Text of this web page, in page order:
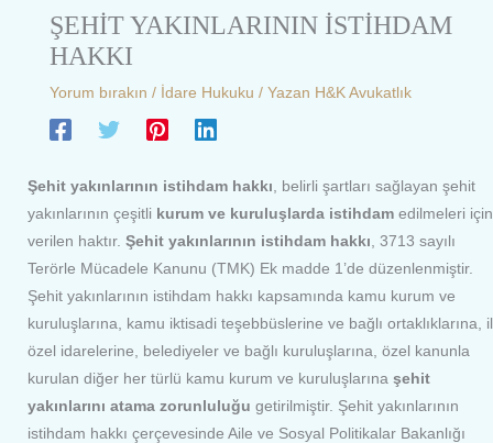
ŞEHİT YAKINLARININ İSTİHDAM
HAKKI
Yorum bırakın / İdare Hukuku / Yazan H&K Avukatlık
Şehit yakınlarının istihdam hakkı , belirli şartları sağlayan şehit
yakınlarının çeşitli kurum ve kuruluşlarda istihdam edilmeleri için
verilen haktır. Şehit yakınlarının istihdam hakkı , 3713 sayılı
Terörle Mücadele Kanunu (TMK) Ek madde 1’de düzenlenmiştir.
Şehit yakınlarının istihdam hakkı kapsamında kamu kurum ve
kuruluşlarına, kamu iktisadi teşebbüslerine ve bağlı ortaklıklarına, il
özel idarelerine, belediyeler ve bağlı kuruluşlarına, özel kanunla
kurulan diğer her türlü kamu kurum ve kuruluşlarına şehit
yakınlarını atama zorunluluğu getirilmiştir. Şehit yakınlarının
istihdam hakkı çerçevesinde Aile ve Sosyal Politikalar Bakanlığı